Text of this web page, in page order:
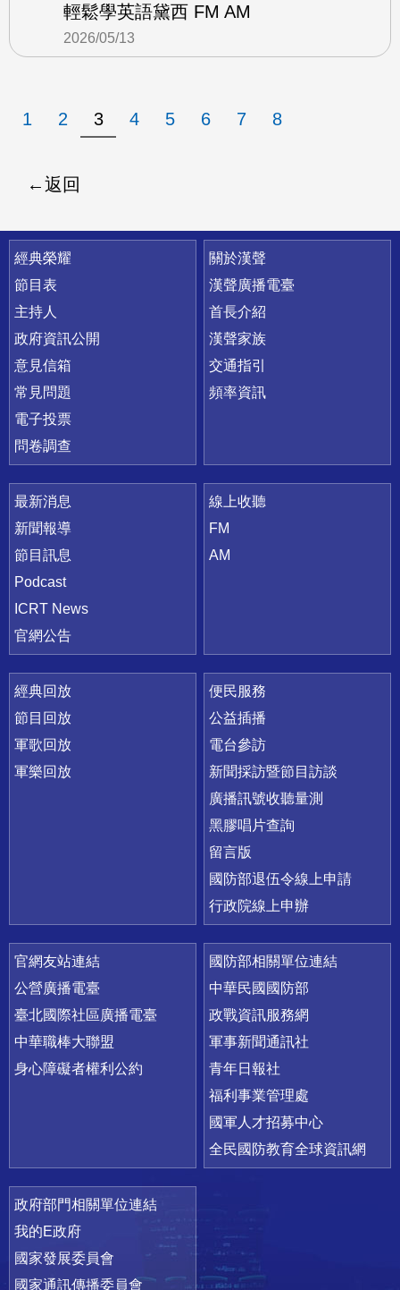
輕鬆學英語黛西 FM AM
2026/05/13
1 2 3 4 5 6 7 8
返回
快速連結
經典榮耀
節目表
主持人
政府資訊公開
意見信箱
常見問題
電子投票
問卷調查
關於漢聲
漢聲廣播電臺
首長介紹
漢聲家族
交通指引
頻率資訊
最新消息
新聞報導
節目訊息
Podcast
ICRT News
官網公告
線上收聽
FM
AM
經典回放
節目回放
軍歌回放
軍樂回放
便民服務
公益插播
電台參訪
新聞採訪暨節目訪談
廣播訊號收聽量測
黑膠唱片查詢
留言版
國防部退伍令線上申請
行政院線上申辦
官網友站連結
公營廣播電臺
臺北國際社區廣播電臺
中華職棒大聯盟
身心障礙者權利公約
國防部相關單位連結
中華民國國防部
政戰資訊服務網
軍事新聞通訊社
青年日報社
福利事業管理處
國軍人才招募中心
全民國防教育全球資訊網
政府部門相關單位連結
我的E政府
國家發展委員會
國家通訊傳播委員會